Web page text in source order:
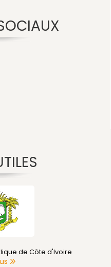
de Côte d'Ivoire